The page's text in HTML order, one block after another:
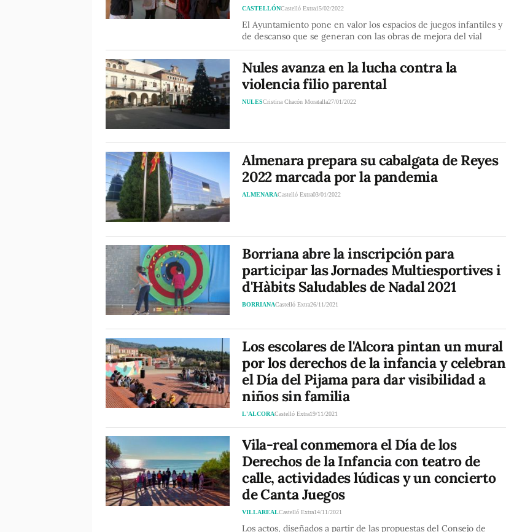
CASTELLÓNCastelló Extra15/02/2022
El Ayuntamiento pone en valor los espacios de juegos infantiles y
de descanso que se generan con las obras de mejora del vial
Nules avanza en la lucha contra la
violencia filio parental
NULESCristina Chacón Moratalla27/01/2022
Almenara prepara su cabalgata de Reyes
2022 marcada por la pandemia
ALMENARACastelló Extra03/01/2022
Borriana abre la inscripción para
participar las Jornades Multiesportives i
d'Hàbits Saludables de Nadal 2021
BORRIANACastelló Extra26/11/2021
Los escolares de l'Alcora pintan un mural
por los derechos de la infancia y celebran
el Día del Pijama para dar visibilidad a
niños sin familia
L'ALCORACastelló Extra19/11/2021
Vila-real conmemora el Día de los
Derechos de la Infancia con teatro de
calle, actividades lúdicas y un concierto
de Canta Juegos
VILLAREALCastelló Extra14/11/2021
Los actos, diseñados a partir de las propuestas del Consejo de